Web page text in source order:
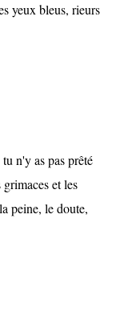
yeux bleus, rieurs
n'y as pas prêté
et les
peine, le doute,